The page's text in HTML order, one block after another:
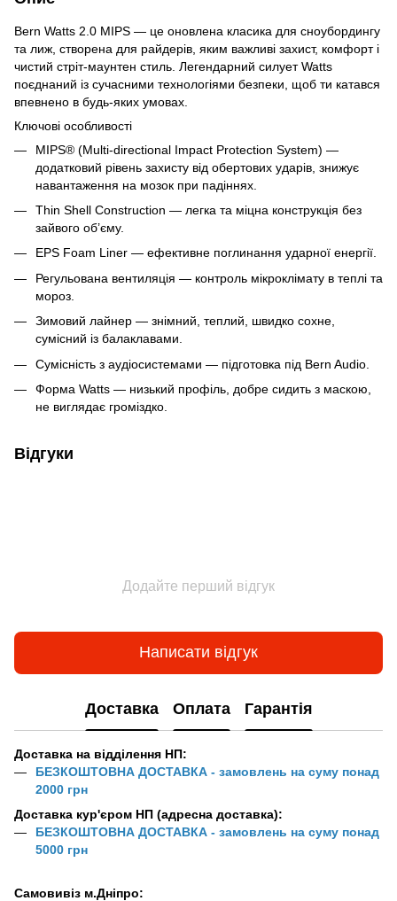
Bern Watts 2.0 MIPS — це оновлена класика для сноубордингу
та лиж, створена для райдерів, яким важливі захист, комфорт і
чистий стріт-маунтен стиль. Легендарний силует Watts
поєднаний із сучасними технологіями безпеки, щоб ти катався
впевнено в будь-яких умовах.
Ключові особливості
MIPS® (Multi-directional Impact Protection System) —
додатковий рівень захисту від обертових ударів, знижує
навантаження на мозок при падіннях.
Thin Shell Construction — легка та міцна конструкція без
зайвого об’єму.
EPS Foam Liner — ефективне поглинання ударної енергії.
Регульована вентиляція — контроль мікроклімату в теплі та
мороз.
Зимовий лайнер — знімний, теплий, швидко сохне,
сумісний із балаклавами.
Сумісність з аудіосистемами — підготовка під Bern Audio.
Форма Watts — низький профіль, добре сидить з маскою,
не виглядає громіздко.
Відгуки
Додайте перший відгук
Написати відгук
Доставка Оплата Гарантія
Доставка на відділення НП:
БЕЗКОШТОВНА ДОСТАВКА - замовлень на суму понад
2000 грн
Доставка кур'єром НП (адресна доставка):
БЕЗКОШТОВНА ДОСТАВКА - замовлень на суму понад
5000 грн
Самовивіз м.Дніпро: